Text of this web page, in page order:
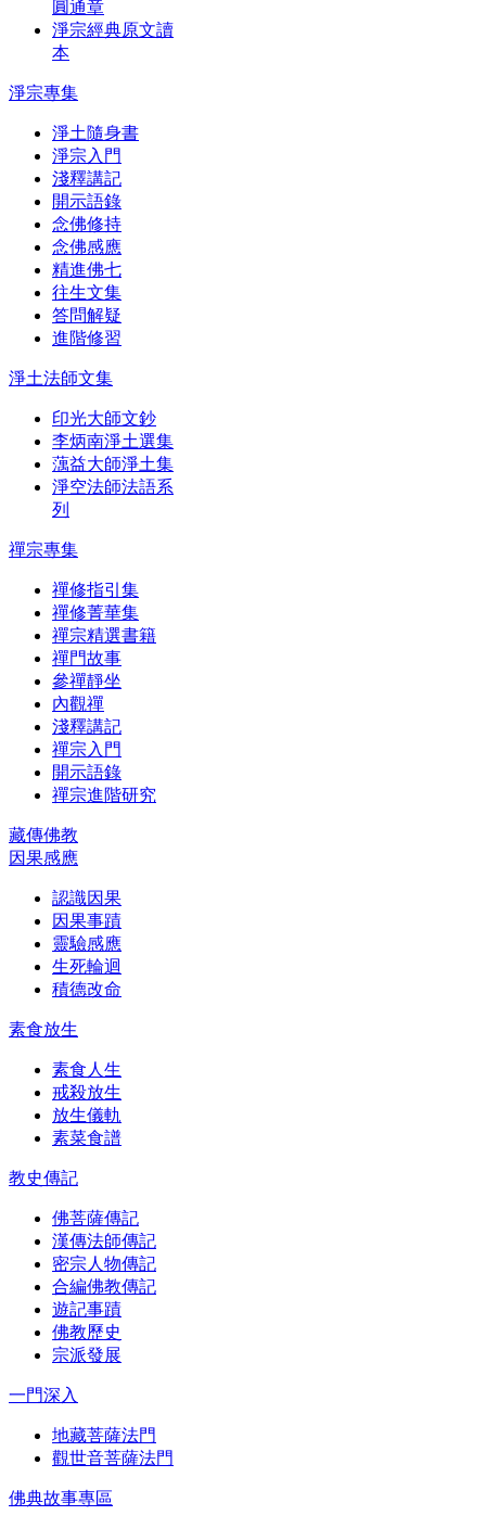
圓通章
淨宗經典原文讀
本
淨宗專集
淨土隨身書
淨宗入門
淺釋講記
開示語錄
念佛修持
念佛感應
精進佛七
往生文集
答問解疑
進階修習
淨土法師文集
印光大師文鈔
李炳南淨土選集
蕅益大師淨土集
淨空法師法語系
列
禪宗專集
禪修指引集
禪修菁華集
禪宗精選書籍
禪門故事
參禪靜坐
內觀禪
淺釋講記
禪宗入門
開示語錄
禪宗進階研究
藏傳佛教
因果感應
認識因果
因果事蹟
靈驗感應
生死輪迴
積德改命
素食放生
素食人生
戒殺放生
放生儀軌
素菜食譜
教史傳記
佛菩薩傳記
漢傳法師傳記
密宗人物傳記
合編佛教傳記
遊記事蹟
佛教歷史
宗派發展
一門深入
地藏菩薩法門
觀世音菩薩法門
佛典故事專區